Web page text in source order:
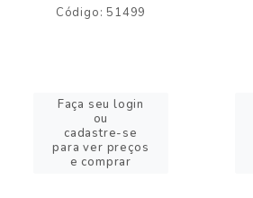
Código: 51499
Faça seu login
ou
cadastre-se
para ver preços
e comprar